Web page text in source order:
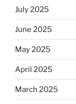
July 2025
June 2025
May 2025
April 2025
March 2025